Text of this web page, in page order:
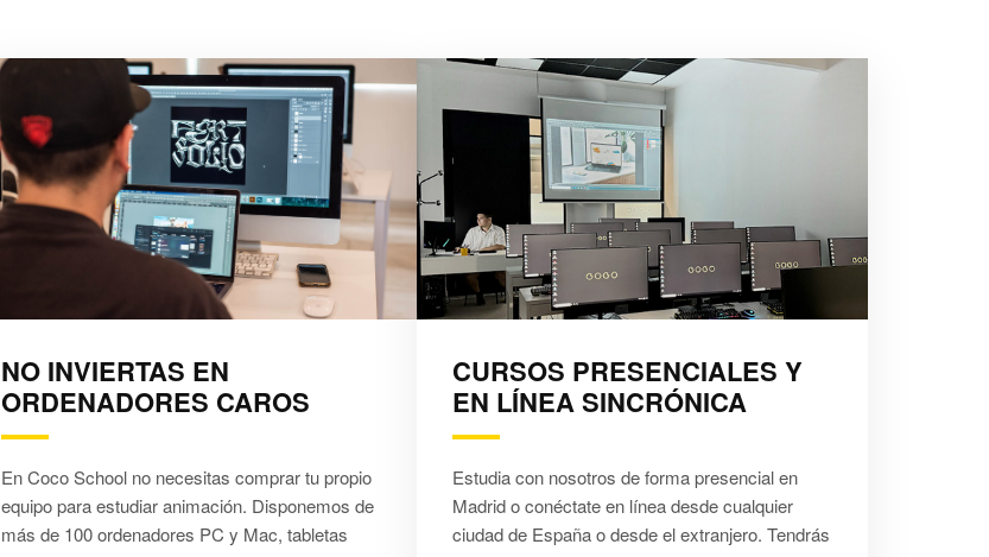
NO INVIERTAS EN
ORDENADORES CAROS
En Coco School no necesitas comprar tu propio
equipo para estudiar animación. Disponemos de
más de 100 ordenadores PC y Mac, tabletas
CURSOS PRESENCIALES Y
EN LÍNEA SINCRÓNICA
Estudia con nosotros de forma presencial en
Madrid o conéctate en línea desde cualquier
ciudad de España o desde el extranjero. Tendrás